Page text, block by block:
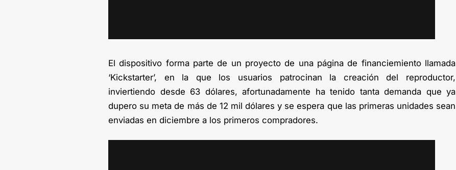
El dispositivo forma parte de un proyecto de una página de financiemiento llamada
‘Kickstarter’, en la que los usuarios patrocinan la creación del reproductor,
inviertiendo desde 63 dólares, afortunadamente ha tenido tanta demanda que ya
dupero su meta de más de 12 mil dólares y se espera que las primeras unidades sean
enviadas en diciembre a los primeros compradores.